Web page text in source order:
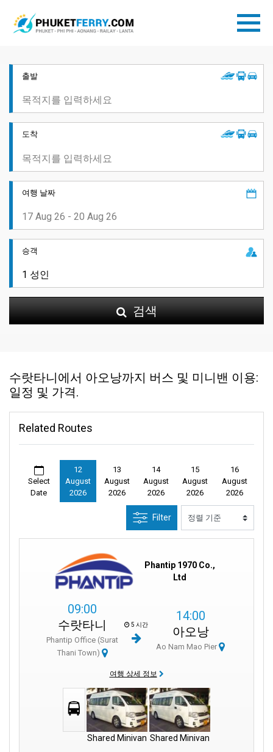
출발
도착
여행 날짜
승객
검색
수랏타니에서 아오낭까지 버스 및 미니밴 이용:
일정 및 가격.
Related Routes
Select
Date
12
August
2026
13
August
2026
14
August
2026
15
August
2026
16
August
2026
Filter
Phantip 1970 Co.,
Ltd
09:00
수랏타니
Phantip Office (Surat
Thani Town)
5 시간
14:00
아오낭
Ao Nam Mao Pier
여행 상세 정보
Shared Minivan Shared Minivan